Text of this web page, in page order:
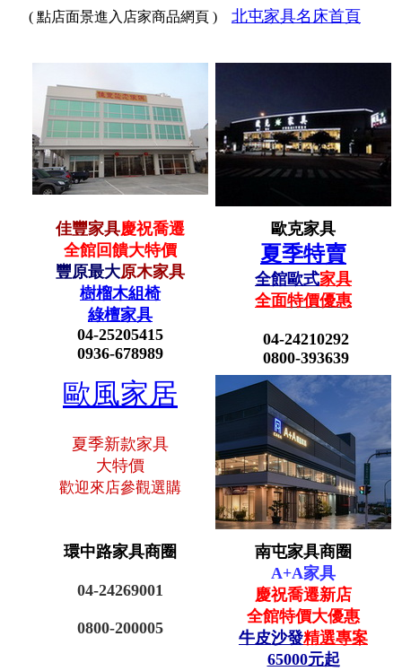
( 點店面景進入店家商品網頁 ) 北屯家具名床首頁
佳豐家具慶祝喬遷
全館回饋大特價
豐原最大原木家具
樹榴木組椅
綠檀家具
04-25205415
0936-678989
歐克家具
夏季特賣
全館歐式家具
全面特價優惠
04-24210292
0800-393639
歐風家居
夏季新款家具
大特價
歡迎來店參觀選購
環中路家具商圈
04-24269001
0800-200005
南屯家具商圈
A+A家具
慶祝喬遷新店
全館特價大優惠
牛皮沙發精選專案
65000元起